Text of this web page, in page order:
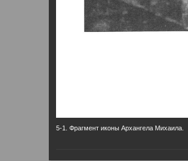
5-1. Фрагмент иконы Архангела Михаила.